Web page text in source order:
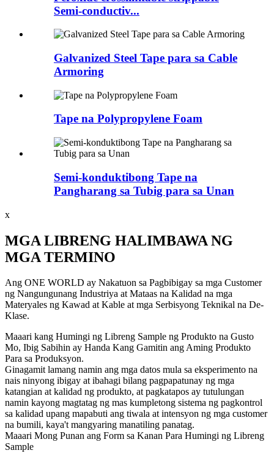
Semi-conductiv...
Galvanized Steel Tape para sa Cable
Armoring
Tape na Polypropylene Foam
Semi-konduktibong Tape na
Pangharang sa Tubig para sa Unan
x
MGA LIBRENG HALIMBAWA NG
MGA TERMINO
Ang ONE WORLD ay Nakatuon sa Pagbibigay sa mga Customer
ng Nangungunang Industriya at Mataas na Kalidad na mga
Materyales ng Kawad at Kable at mga Serbisyong Teknikal na De-
Klase.
Maaari kang Humingi ng Libreng Sample ng Produkto na Gusto
Mo, Ibig Sabihin ay Handa Kang Gamitin ang Aming Produkto
Para sa Produksyon.
Ginagamit lamang namin ang mga datos mula sa eksperimento na
nais ninyong ibigay at ibahagi bilang pagpapatunay ng mga
katangian at kalidad ng produkto, at pagkatapos ay tutulungan
namin kayong magtatag ng mas kumpletong sistema ng pagkontrol
sa kalidad upang mapabuti ang tiwala at intensyon ng mga customer
na bumili, kaya't mangyaring manatiling panatag.
Maaari Mong Punan ang Form sa Kanan Para Humingi ng Libreng
Sample